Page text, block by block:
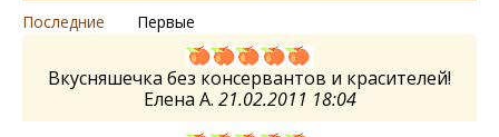
Последние Первые
Вкусняшечка без консервантов и красителей!
Елена А. 21.02.2011 18:04